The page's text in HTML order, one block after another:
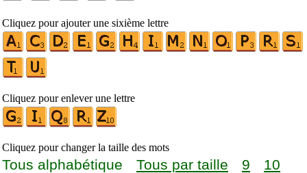
Cliquez pour ajouter une sixième lettre
Cliquez pour enlever une lettre
Cliquez pour changer la taille des mots
Tous alphabétique Tous par taille 9
10